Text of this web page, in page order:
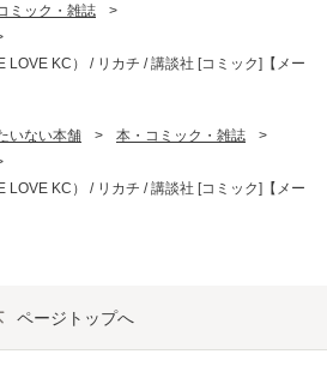
ミック・雑誌
>
LOVE KC） / リカチ / 講談社 [コミック]【メー
いない本舗 > 本・コミック・雑誌
>
LOVE KC） / リカチ / 講談社 [コミック]【メー
ページトップへ